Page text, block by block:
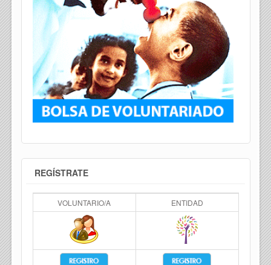
REGÍSTRATE
VOLUNTARIO/A ENTIDAD